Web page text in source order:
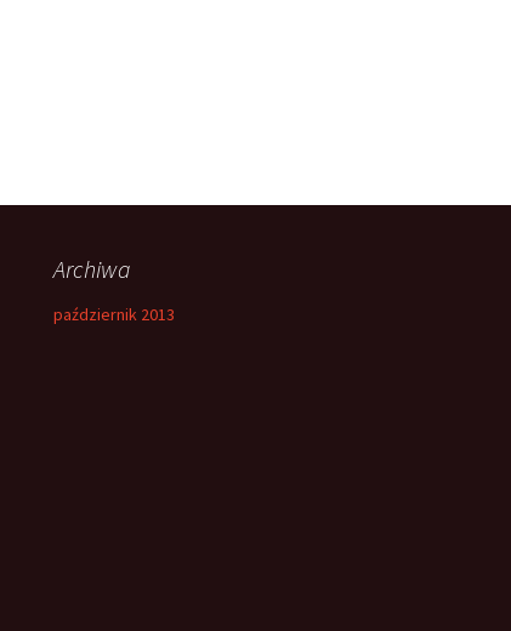
Archiwa
październik 2013